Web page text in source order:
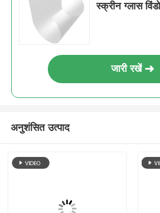
स्क्रीन ग्लास
जारी रखें
अनुशंसित उत्पाद